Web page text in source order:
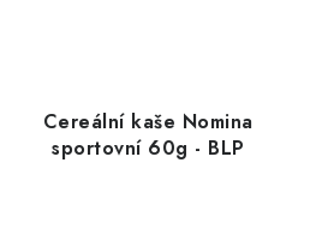
Cereální kaše Nomina
sportovní 60g - BLP